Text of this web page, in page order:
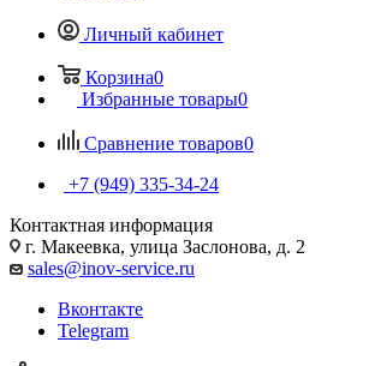
Личный кабинет
Корзина0
Избранные товары0
Сравнение товаров0
+7 (949) 335-34-24
Контактная информация
г. Макеевка, улица Заслонова, д. 2
sales@inov-service.ru
Вконтакте
Telegram